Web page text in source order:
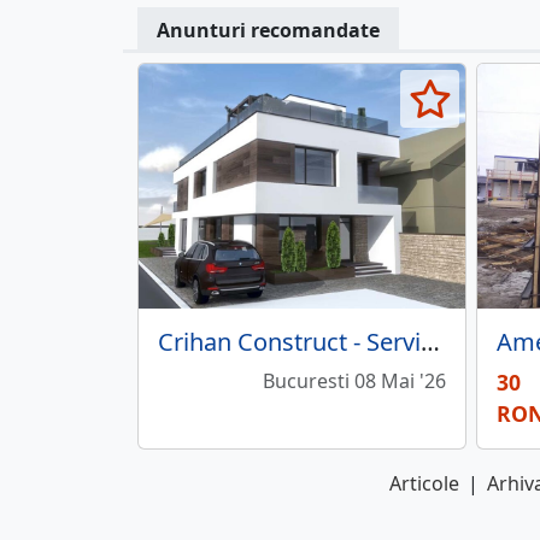
Anunturi recomandate
Crihan Construct - Servicii de proiectare in constructii
Bucuresti 08 Mai '26
30
Articole |